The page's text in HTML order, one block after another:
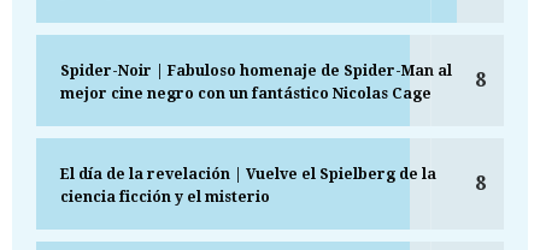
Spider-Noir | Fabuloso homenaje de Spider-Man al
mejor cine negro con un fantástico Nicolas Cage
8
El día de la revelación | Vuelve el Spielberg de la
ciencia ficción y el misterio
8